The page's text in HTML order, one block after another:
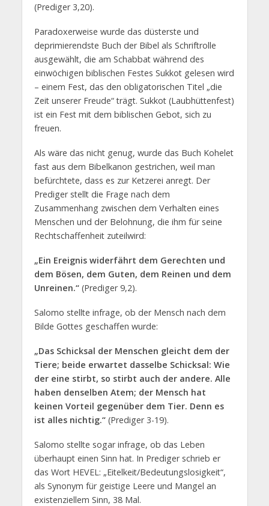
(Prediger 3,20).
Paradoxerweise wurde das düsterste und
deprimierendste Buch der Bibel als Schriftrolle
ausgewählt, die am Schabbat während des
einwöchigen biblischen Festes Sukkot gelesen wird
– einem Fest, das den obligatorischen Titel „die
Zeit unserer Freude“ trägt. Sukkot (Laubhüttenfest)
ist ein Fest mit dem biblischen Gebot, sich zu
freuen.
Als wäre das nicht genug, wurde das Buch Kohelet
fast aus dem Bibelkanon gestrichen, weil man
befürchtete, dass es zur Ketzerei anregt. Der
Prediger stellt die Frage nach dem
Zusammenhang zwischen dem Verhalten eines
Menschen und der Belohnung, die ihm für seine
Rechtschaffenheit zuteilwird:
„Ein Ereignis widerfährt dem Gerechten und
dem Bösen, dem Guten, dem Reinen und dem
Unreinen.“(Prediger 9,2).
Salomo stellte infrage, ob der Mensch nach dem
Bilde Gottes geschaffen wurde:
„Das Schicksal der Menschen gleicht dem der
Tiere; beide erwartet dasselbe Schicksal: Wie
der eine stirbt, so stirbt auch der andere. Alle
haben denselben Atem; der Mensch hat
keinen Vorteil gegenüber dem Tier. Denn es
ist alles nichtig.“(Prediger 3-19).
Salomo stellte sogar infrage, ob das Leben
überhaupt einen Sinn hat. In Prediger schrieb er
das Wort HEVEL: „Eitelkeit/Bedeutungslosigkeit“,
als Synonym für geistige Leere und Mangel an
existenziellem Sinn, 38 Mal.